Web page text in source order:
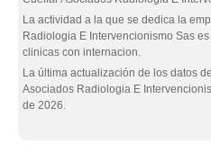
La actividad a la que se dedica la
Radiologia E Intervencionismo Sas
clinicas con internacion.
La última actualización de los datos
Asociados Radiologia E
de 2026.